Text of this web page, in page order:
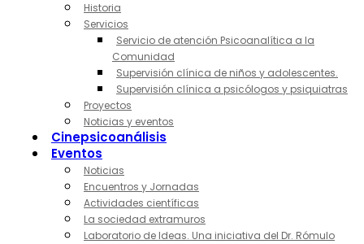
Historia
Servicios
Servicio de atención Psicoanalítica a la
Comunidad
Supervisión clínica de niños y adolescentes.
Supervisión clínica a psicólogos y psiquiatras
Proyectos
Noticias y eventos
Cinepsicoanálisis
Eventos
Noticias
Encuentros y Jornadas
Actividades científicas
La sociedad extramuros
Laboratorio de Ideas. Una iniciativa del Dr. Rómulo